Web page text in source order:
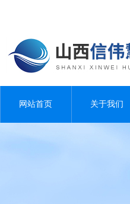
网站首页 关于我们